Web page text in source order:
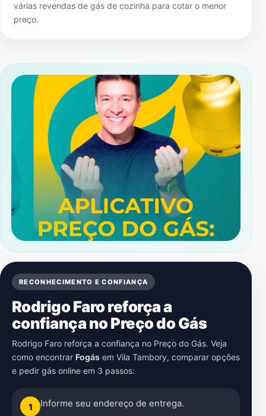
várias revendas de gás de cozinha para cotar o menor
preço.
RECONHECIMENTO E CONFIANÇA
Rodrigo Faro reforça a
confiança no Preço do Gás
Rodrigo Faro reforça a confiança no Preço do Gás. Veja
como encontrar Fogás em Vila Tambory, comparar opções
e pedir gás online em 3 passos:
1 Informe seu endereço de entrega.